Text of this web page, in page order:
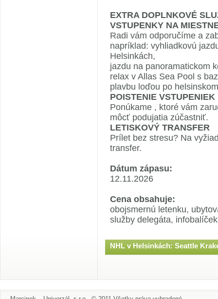
EXTRA DOPLNKOVÉ
VSTUPENKY NA
Radi vám odporučíme a
napríklad: vyhliadkovú
Helsinkách,
jazdu na panoramatickom
relax v Allas Sea Pool s
plavbu loďou po
POISTENIE VSTUPENIEK
Ponúkame , ktoré vám
môcť podujatia zúčastniť.
LETISKOVÝ TRANSFER
Prílet bez stresu? Na
transfer.
Dátum zápasu:
12.11.2026
Cena obsahuje:
obojsmernú letenku,
služby delegáta,
NHL v Helsinkách: Seattle